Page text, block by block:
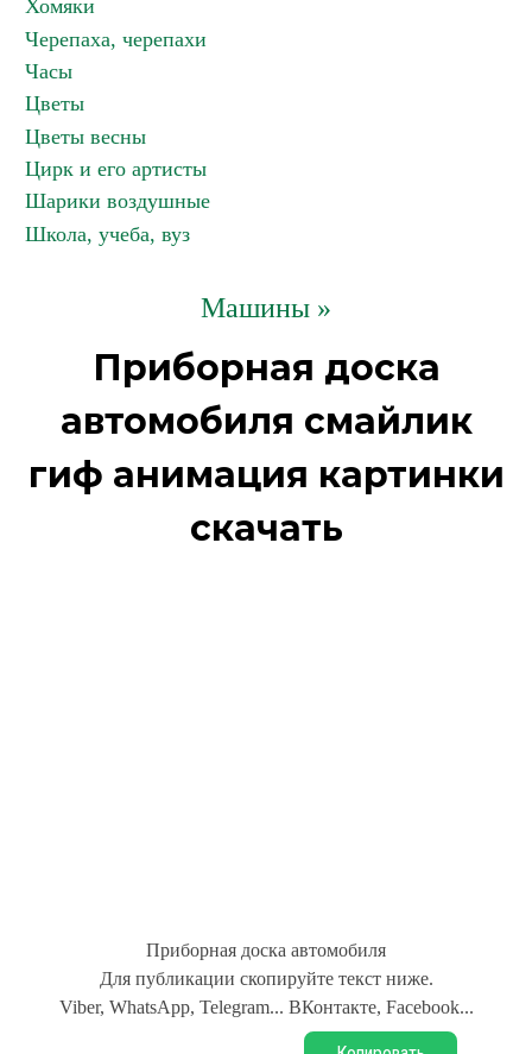
Хомяки
Черепаха, черепахи
Часы
Цветы
Цветы весны
Цирк и его артисты
Шарики воздушные
Школа, учеба, вуз
Машины »
Приборная доска
автомобиля смайлик
гиф анимация картинки
скачать
Приборная доска автомобиля
Для публикации скопируйте текст ниже.
Viber, WhatsApp, Telegram... ВКонтакте, Facebook...